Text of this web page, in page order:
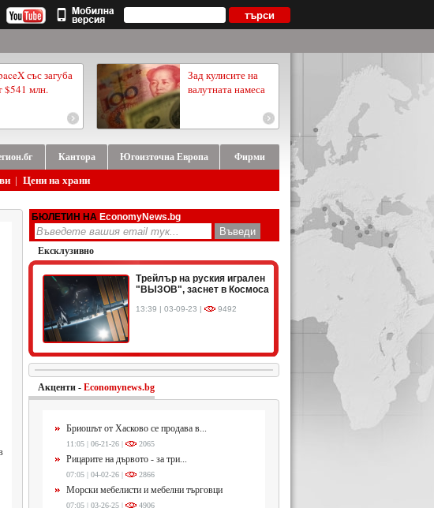
със загуба
$541 млн.
Зад кулисите на
валутната намеса
Кантора Югоизточна Европа Фирми
| Цени на храни
БЮЛЕТИН НА EconomyNews.bg
Ексклузивно
Трейлър на руския игрален
"ВЫЗОВ", заснет в Космоса
13:39 | 03-09-23 | 9492
Акценти - Economynews.bg
Бриошът от Хасково се продава в...
11:05 | 06-21-26 | 2065
Рицарите на дървото - за три...
07:05 | 04-02-26 | 2866
Морски мебелисти и мебелни търговци
07:05 | 03-26-25 | 4906